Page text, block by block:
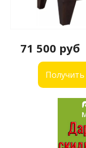
71 500 руб
Получить